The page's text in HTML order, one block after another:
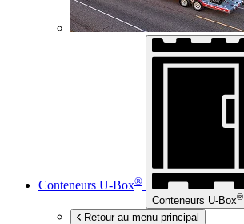
Conteneurs U-Box®
Conteneurs U-Box®
Retour au menu principal